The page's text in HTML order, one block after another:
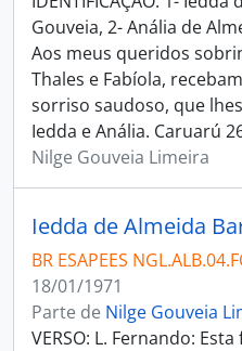
Gouveia, 2- Anália de
Aos meus queridos
Thales e Fabíola,
sorriso saudoso, que
Iedda e Anália. Caruarú
Nilge Gouveia Limeira
BR ESAPEES
18/01/1971
Parte de Nilge Gouveia
VERSO: L. Fernando: